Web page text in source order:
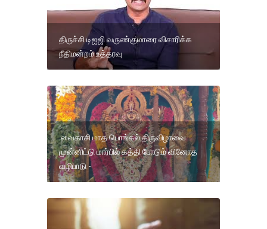
திருச்சி டிஐஜி வருண்குமாரை விசாரிக்க
நீதிமன்றம் உத்தரவு
வைகாசி மாத பொங்கல் திருவிழாவை
முன்னிட்டு மார்பில் கத்தி போடும் வினோத
வழிபாடு -